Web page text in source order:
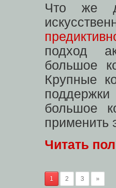
Что же
подход
большое
Крупные
большое
применить
Читать
1 2 3 »